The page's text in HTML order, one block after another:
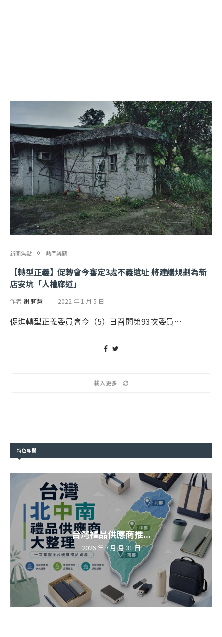
新聞焦點 熱門議題
【轉型正義】促轉會今審定3處不義遺址 將建議規劃為新
店安坑「人權廊道」
作者謝 莉慧 2022 年 1 月 5 日
促進轉型正義委員會今（5）日召開第93次委員…
載入更多
特色專欄
台灣禮品供應商推...
2026 年 7 月 月 31 日